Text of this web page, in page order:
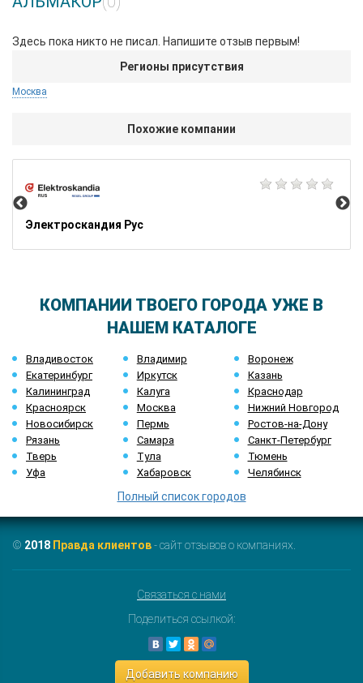
Здесь пока никто не писал. Напишите отзыв первым!
Регионы присутствия
Москва
Похожие компании
Электроскандия Рус
КОМПАНИИ ТВОЕГО ГОРОДА УЖЕ В
НАШЕМ КАТАЛОГЕ
Владивосток Владимир
Воронеж
Екатеринбург
Иркутск
Казань
Калининград
Калуга
Краснодар
Красноярск
Москва
Нижний Новгород
Новосибирск
Пермь
Ростов-на-Дону
Рязань
Самара
Санкт-Петербург
Тверь
Тула
Тюмень
Уфа
Хабаровск Челябинск
Полный список городов
© 2018 Правда клиентов- сайт отзывов о компаниях.
Связаться с нами
Поделиться ссылкой:
Добавить компанию